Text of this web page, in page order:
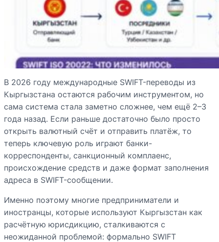
В 2026 году международные SWIFT-переводы из
Кыргызстана остаются рабочим инструментом, но
сама система стала заметно сложнее, чем ещё 2–3
года назад. Если раньше достаточно было просто
открыть валютный счёт и отправить платёж, то
теперь ключевую роль играют банки-
корреспонденты, санкционный комплаенс,
происхождение средств и даже формат заполнения
адреса в SWIFT-сообщении.
Именно поэтому многие предприниматели и
иностранцы, которые используют Кыргызстан как
расчётную юрисдикцию, сталкиваются с
неожиданной проблемой: формально SWIFT